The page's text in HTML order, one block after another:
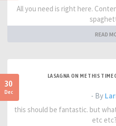
All you need is right here.
READ
30
Dec
LASAGNA ON ME THIS TIME
- By
this should be fantastic. but
etc